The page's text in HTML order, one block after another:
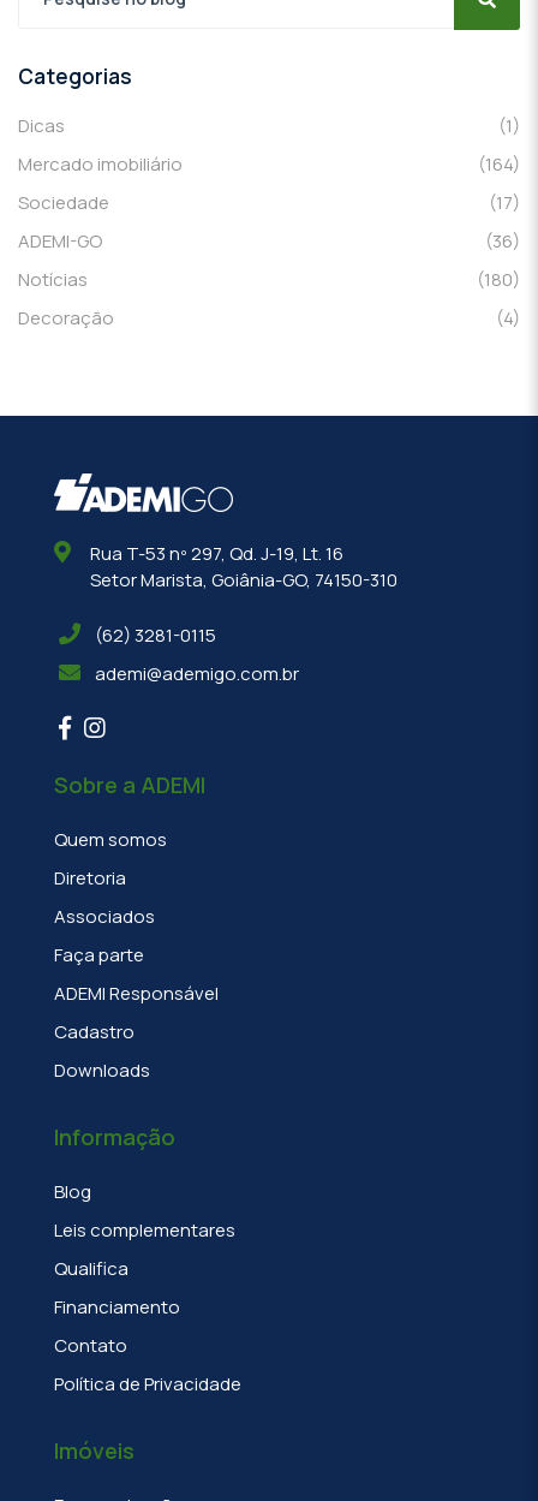
Categorias
Dicas
(1)
Mercado imobiliário
(164)
Sociedade
(17)
ADEMI-GO
(36)
Notícias
(180)
Decoração
(4)
Rua T-53 nº 297, Qd. J-19, Lt. 16
Setor Marista, Goiânia-GO, 74150-310
(62) 3281-0115
ademi@ademigo.com.br
Sobre a ADEMI
Quem somos
Diretoria
Associados
Faça parte
ADEMI Responsável
Cadastro
Downloads
Informação
Blog
Leis complementares
Qualifica
Financiamento
Contato
Política de Privacidade
Imóveis